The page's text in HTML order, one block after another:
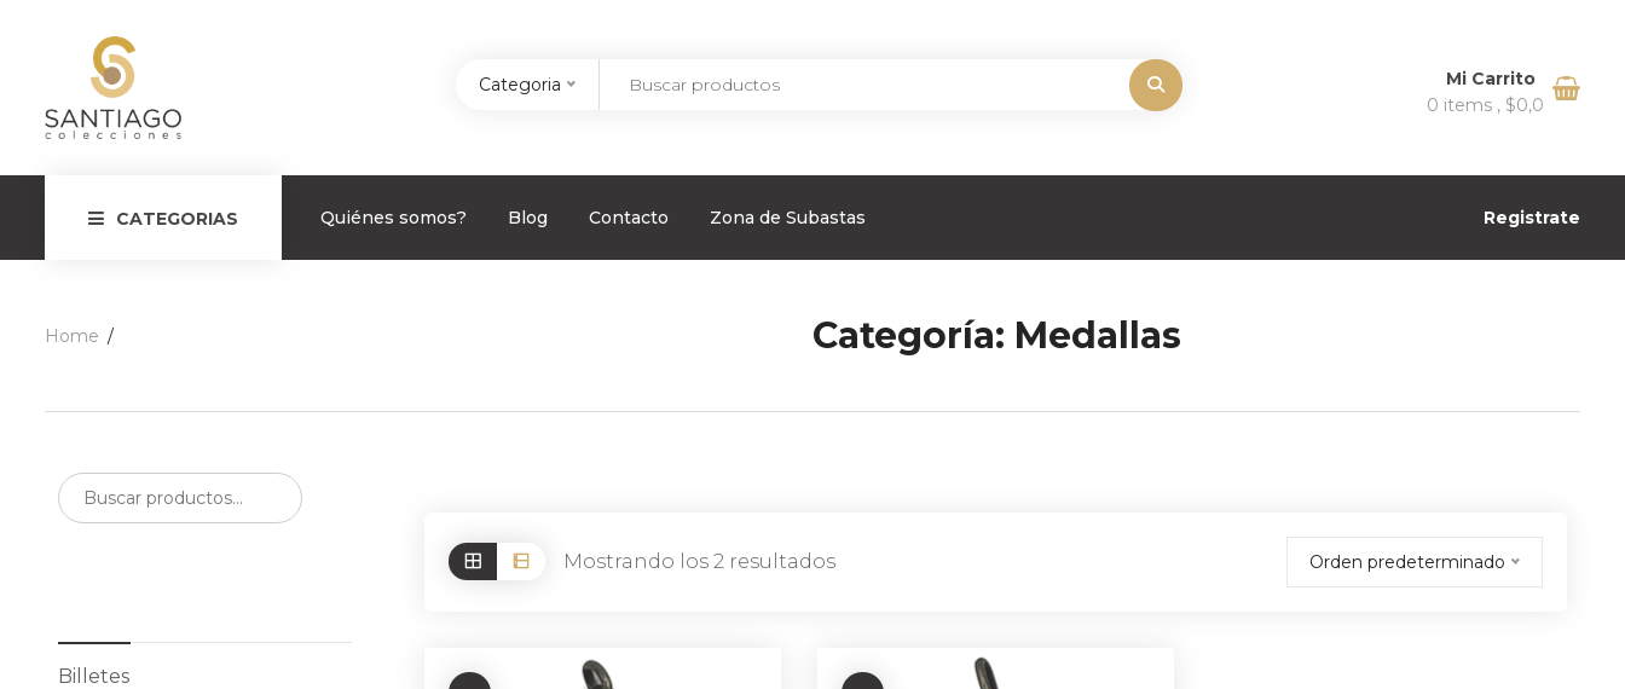
Categoria
Mi Carrito
0 items , $0,0
CATEGORIAS Quiénes somos? Blog Contacto Zona de Subastas Registrate
Home Categoría: Medallas
Billetes
Mostrando los 2 resultados Orden predeterminado